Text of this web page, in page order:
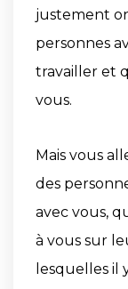
justement
personnes
travailler et
vous.
Mais vous
des
avec vous,
à vous sur
lesquelles il